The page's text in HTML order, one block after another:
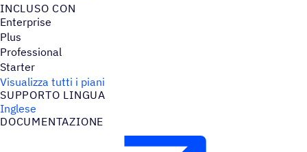
INCLUSO CON
Enterprise
Plus
Professional
Starter
Visualizza tutti i piani
SUPPORTO LINGUA
Inglese
DOCU­MEN­TA­ZIONE